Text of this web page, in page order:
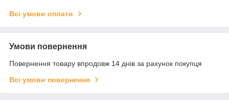
Всі умови оплати
Умови повернення
Повернення товару впродовж 14 днів за рахунок покупця
Всі умови повернення